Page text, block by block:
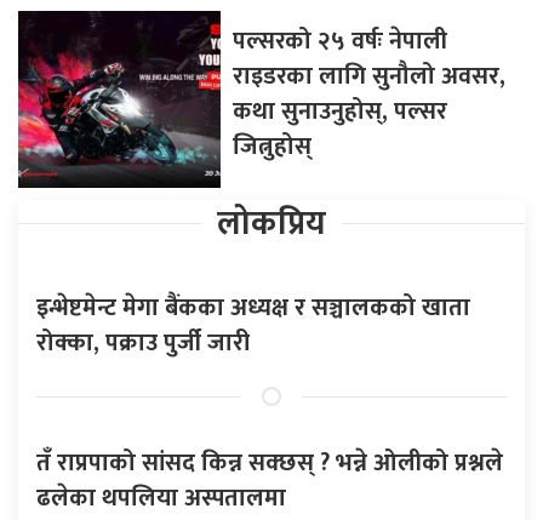
पल्सरको २५ वर्षः नेपाली
राइडरका लागि सुनौलो अवसर,
कथा सुनाउनुहोस्, पल्सर
जित्नुहोस्
लोकप्रिय
इन्भेष्टमेन्ट मेगा बैंकका अध्यक्ष र सञ्चालकको खाता
रोक्का, पक्राउ पुर्जी जारी
तँ राप्रपाको सांसद किन्न सक्छस् ? भन्ने ओलीको प्रश्नले
ढलेका थपलिया अस्पतालमा